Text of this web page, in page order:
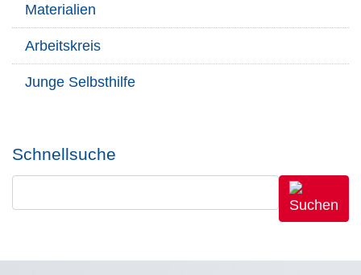
Materialien
Arbeitskreis
Junge Selbsthilfe
Schnellsuche